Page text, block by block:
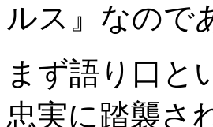
ルス』なので
まず語り口と
忠実に踏襲さ